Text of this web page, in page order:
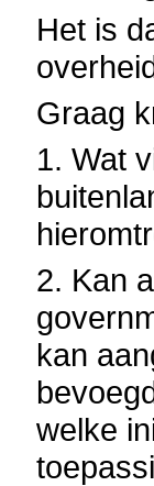
Het is
Graag
1. Wat
2. Kan
kan
welke